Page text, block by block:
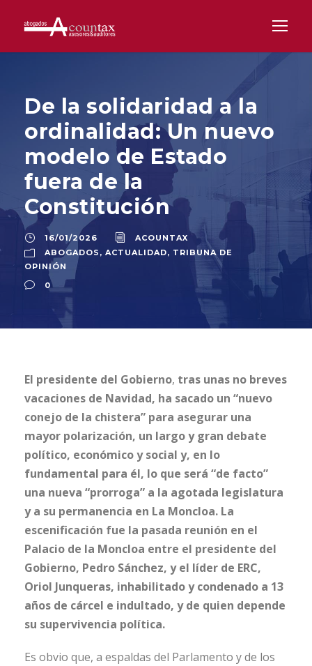
De la solidaridad a la
ordinalidad: Un nuevo
modelo de Estado
fuera de la
Constitución
16/01/2026
ACOUNTAX
ABOGADOS , ACTUALIDAD, TRIBUNA DE
OPINIÓN
0
El presidente del Gobierno, tras unas no breves
vacaciones de Navidad, ha sacado un “nuevo
conejo de la chistera” para asegurar una
mayor polarización, un largo y gran debate
político, económico y social y, en lo
fundamental para él, lo que será “de facto”
una nueva “prorroga” a la agotada legislatura
y a su permanencia en La Moncloa. La
escenificación fue la pasada reunión en el
Palacio de la Moncloa entre el presidente del
Gobierno, Pedro Sánchez, y el líder de ERC,
Oriol Junqueras, inhabilitado y condenado a 13
años de cárcel e indultado, y de quien depende
su supervivencia política.
Es obvio que, a espaldas del Parlamento y de los